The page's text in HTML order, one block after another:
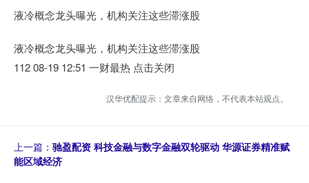
液冷概念龙头曝光，机构关注这些滞涨股
液冷概念龙头曝光，机构关注这些滞涨股
112 08-19 12:51 一财最热 点击关闭
汉华优配提示：文章来自网络，不代表本站观点。
上一篇： 驰盈配资 科技金融与数字金融双轮驱动 华源证券精准赋
能区域经济